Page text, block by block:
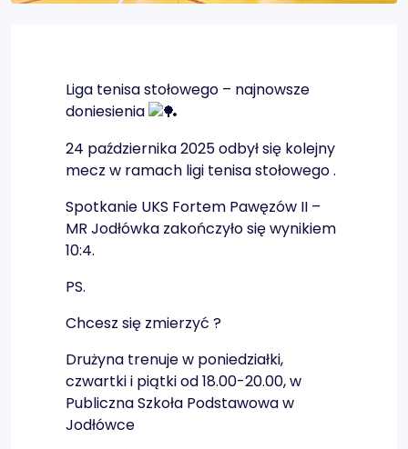
Liga tenisa stołowego – najnowsze
doniesienia
24 października 2025 odbył się kolejny
mecz w ramach ligi tenisa stołowego .
Spotkanie UKS Fortem Pawęzów II –
MR Jodłówka zakończyło się wynikiem
10:4.
PS.
Chcesz się zmierzyć ?
Drużyna trenuje w poniedziałki,
czwartki i piątki od 18.00-20.00, w
Publiczna Szkoła Podstawowa w
Jodłówce